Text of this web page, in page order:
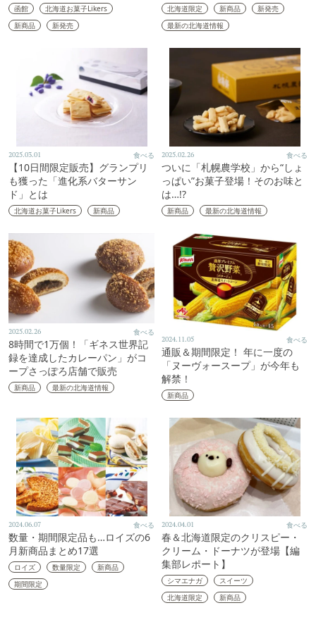
函館
北海道お菓子Likers
新商品
新発売
北海道限定 新商品
新発売
最新の北海道情報
2025.03.01 食べる
【10日間限定販売】グランプリ
も獲った「進化系バターサン
ド」とは
北海道お菓子Likers 新商品
2025.02.26 食べる
ついに「札幌農学校」から“しょ
っぱい”お菓子登場！そのお味と
は…!?
新商品 最新の北海道情報
2025.02.26 食べる
8時間で1万個！「ギネス世界記
録を達成したカレーパン」がコ
ープさっぽろ店舗で販売
新商品 最新の北海道情報
2024.11.05 食べる
通販＆期間限定！ 年に一度の
「ヌーヴォースープ」が今年も
解禁！
新商品
2024.06.07 食べる
数量・期間限定品も…ロイズの6
月新商品まとめ17選
ロイズ 数量限定
新商品
期間限定
2024.04.01 食べる
春＆北海道限定のクリスピー・
クリーム・ドーナツが登場【編
集部レポート】
シマエナガ
スイーツ
北海道限定
新商品